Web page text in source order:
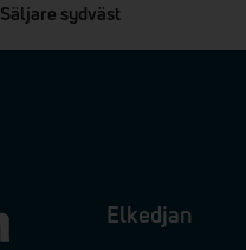
Säljare sydväst
Elkedjan